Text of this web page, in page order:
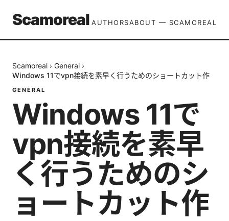
Scamoreal AUTHORSABOUT — SCAMOREAL
Scamoreal › General ›
Windows 11でvpn接続を素早く行うためのショートカット作
GENERAL
Windows 11で
vpn接続を素早
く行うためのシ
ョートカット作